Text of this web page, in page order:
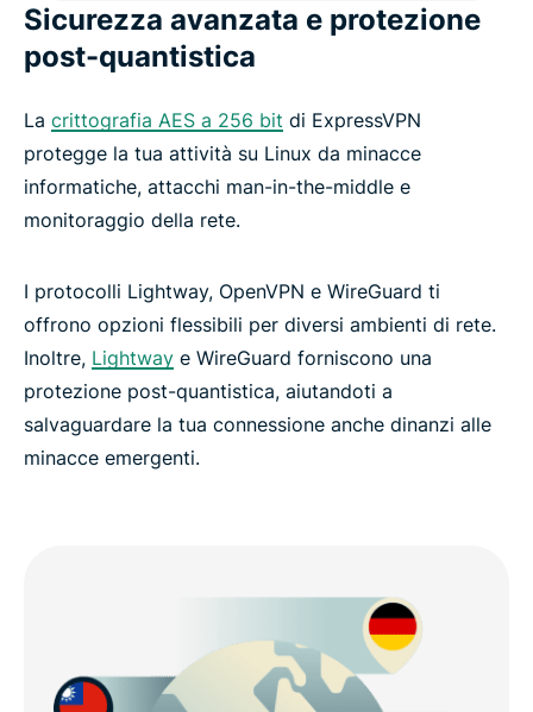
Sicurezza avanzata e protezione
post-quantistica
La crittografia AES a 256 bit di ExpressVPN
protegge la tua attività su Linux da minacce
informatiche, attacchi man-in-the-middle e
monitoraggio della rete.
I protocolli Lightway, OpenVPN e WireGuard ti
offrono opzioni flessibili per diversi ambienti di rete.
Inoltre, Lightway e WireGuard forniscono una
protezione post-quantistica, aiutandoti a
salvaguardare la tua connessione anche dinanzi alle
minacce emergenti.